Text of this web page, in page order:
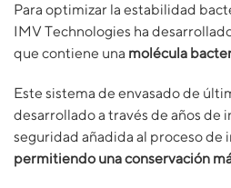
Para optimizar la estabilidad
IMV Technologies ha
que contiene una molécula
Este sistema de envasado de
desarrollado a través de años de
seguridad añadida al proceso de
permitiendo una conservación